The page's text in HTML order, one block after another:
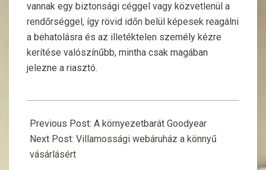
vannak egy biztonsági céggel vagy közvetlenül a
rendőrséggel, így rövid időn belül képesek reagálni
a behatolásra és az illetéktelen személy kézre
kerítése valószínűbb, mintha csak magában
jelezne a riasztó.
08-
29
Previous Post: A környezetbarát Goodyear
Next Post: Villamossági webáruház a könnyű
vásárlásért